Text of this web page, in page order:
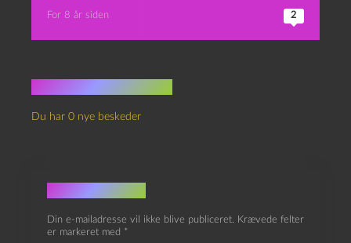
For 8 år siden 2
Du har 0 nye beskeder
Skriv et svar
Din e-mailadresse vil ikke blive publiceret. Krævede felter
er markeret med *